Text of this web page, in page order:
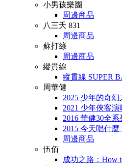
小男孩樂團
周邊商品
八三夭 831
周邊商品
蘇打綠
周邊商品
縱貫線
縱貫線 SUPER
周華健
2025 少年的奇
2021 少年俠客演
2016 華健30全
2015 今天唱什
周邊商品
伍佰
成功之路：How